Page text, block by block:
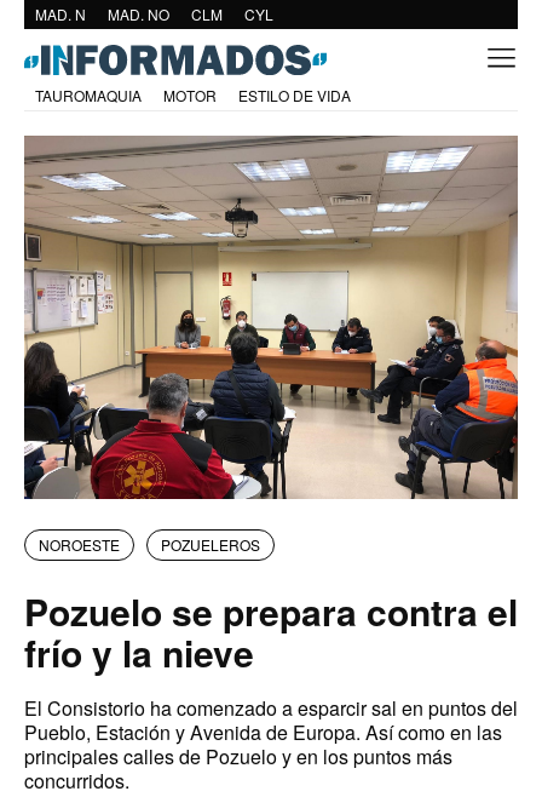
MAD. N MAD. NO CLM CYL
TAUROMAQUIA MOTOR ESTILO DE VIDA
NOROESTE POZUELEROS
Pozuelo se prepara contra el
frío y la nieve
El Consistorio ha comenzado a esparcir sal en puntos del
Pueblo, Estación y Avenida de Europa. Así como en las
principales calles de Pozuelo y en los puntos más
concurridos.